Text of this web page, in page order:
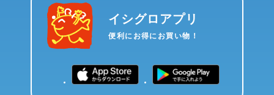
イシグロアプリ
便利にお得にお買い物！